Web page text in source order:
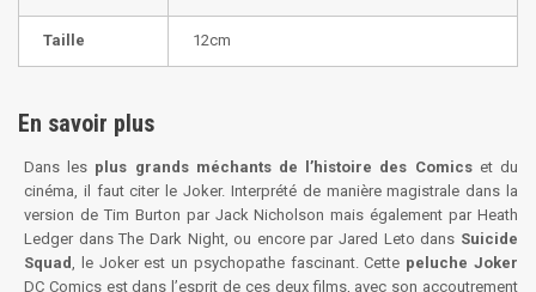
Taille 12cm
En savoir plus
Dans les plus grands méchants de l’histoire des Comicset du
cinéma, il faut citer le Joker. Interprété de manière magistrale dans la
version de Tim Burton par Jack Nicholson mais également par Heath
Ledger dans The Dark Night, ou encore par Jared Leto dans Suicide
Squad, le Joker est un psychopathe fascinant. Cette peluche Joker
DC Comics est dans l’esprit de ces deux films, avec son accoutrement